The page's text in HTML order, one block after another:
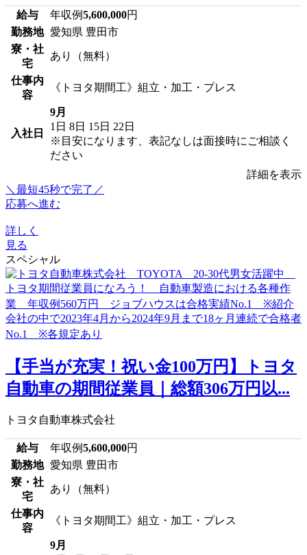
給与 年収例5,600,000円
勤務地 愛知県 豊田市
寮・社
宅
あり（無料）
仕事内
容
《トヨタ期間工》組立・加工・プレス
入社日
9月
1日 8日 15日 22日
※目安になります、表記なしは面接時にご相談く
ださい
詳細を表示
＼最短45秒で完了／
応募へ進む
詳しく
見る
スペシャル
【手当が充実！祝い金100万円】トヨタ
自動車の期間従業員｜総額306万円以...
トヨタ自動車株式会社
給与 年収例5,600,000円
勤務地 愛知県 豊田市
寮・社
宅
あり（無料）
仕事内
容
《トヨタ期間工》組立・加工・プレス
9月